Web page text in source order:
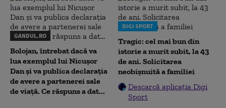
GANDUL.RO
Bolojan, întrebat dacă va
lua exemplul lui Nicușor
Dan și va publica declarația
de avere a partenerei sale
de viață. Ce răspuns a dat...
DIGI SPORT
Tragic: cel mai bun din
istorie a murit subit, la 43
de ani. Solicitarea
neobișnuită a familiei
Descarcă aplicația Digi
Sport